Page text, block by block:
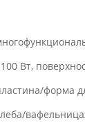
Вт,
форма